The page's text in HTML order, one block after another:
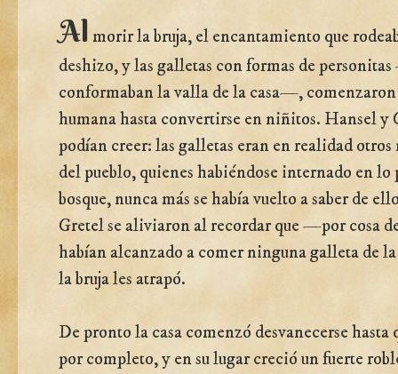
Al morir la bruja, el encantamiento que
deshizo, y las galletas con formas de
conformaban la valla de la casa—,
humana hasta convertirse en niñitos. Hansel y
podían creer: las galletas eran en realidad
del pueblo, quienes habiéndose internado en
bosque, nunca más se había vuelto a saber de
Gretel se aliviaron al recordar que —por cosa
habían alcanzado a comer ninguna galleta de
la bruja les atrapó.
De pronto la casa comenzó desvanecerse hasta
por completo, y en su lugar creció un fuerte